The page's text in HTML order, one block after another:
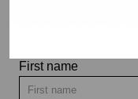
exhibitions
First name